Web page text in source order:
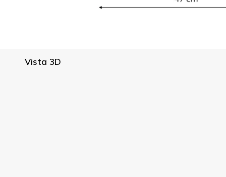
Vista 3D